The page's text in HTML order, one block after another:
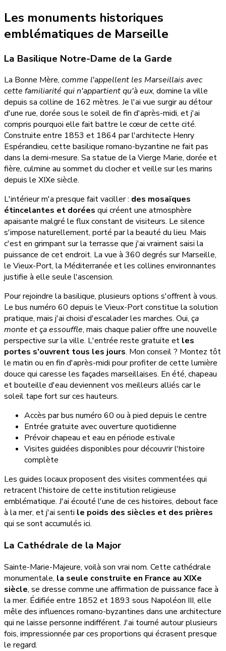
Les monuments historiques
emblématiques de Marseille
La Basilique Notre-Dame de la Garde
La Bonne Mère, comme l'appellent les Marseillais avec
cette familiarité qui n'appartient qu'à eux, domine la ville
depuis sa colline de 162 mètres. Je l'ai vue surgir au détour
d'une rue, dorée sous le soleil de fin d'après-midi, et j'ai
compris pourquoi elle fait battre le cœur de cette cité.
Construite entre 1853 et 1864 par l'architecte Henry
Espérandieu, cette basilique romano-byzantine ne fait pas
dans la demi-mesure. Sa statue de la Vierge Marie, dorée et
fière, culmine au sommet du clocher et veille sur les marins
depuis le XIXe siècle.
L'intérieur m'a presque fait vaciller : des mosaïques
étincelantes et dorées qui créent une atmosphère
apaisante malgré le flux constant de visiteurs. Le silence
s'impose naturellement, porté par la beauté du lieu. Mais
c'est en grimpant sur la terrasse que j'ai vraiment saisi la
puissance de cet endroit. La vue à 360 degrés sur Marseille,
le Vieux-Port, la Méditerranée et les collines environnantes
justifie à elle seule l'ascension.
Pour rejoindre la basilique, plusieurs options s'offrent à vous.
Le bus numéro 60 depuis le Vieux-Port constitue la solution
pratique, mais j'ai choisi d'escalader les marches. Oui, ça
monte et ça essouffle, mais chaque palier offre une nouvelle
perspective sur la ville. L'entrée reste gratuite et les
portes s'ouvrent tous les jours. Mon conseil ? Montez tôt
le matin ou en fin d'après-midi pour profiter de cette lumière
douce qui caresse les façades marseillaises. En été, chapeau
et bouteille d'eau deviennent vos meilleurs alliés car le
soleil tape fort sur ces hauteurs.
Accès par bus numéro 60 ou à pied depuis le centre
Entrée gratuite avec ouverture quotidienne
Prévoir chapeau et eau en période estivale
Visites guidées disponibles pour découvrir l'histoire
complète
Les guides locaux proposent des visites commentées qui
retracent l'histoire de cette institution religieuse
emblématique. J'ai écouté l'une de ces histoires, debout face
à la mer, et j'ai senti le poids des siècles et des prières
qui se sont accumulés ici.
La Cathédrale de la Major
Sainte-Marie-Majeure, voilà son vrai nom. Cette cathédrale
monumentale, la seule construite en France au XIXe
siècle, se dresse comme une affirmation de puissance face à
la mer. Édifiée entre 1852 et 1893 sous Napoléon III, elle
mêle des influences romano-byzantines dans une architecture
qui ne laisse personne indifférent. J'ai tourné autour plusieurs
fois, impressionnée par ces proportions qui écrasent presque
le regard.